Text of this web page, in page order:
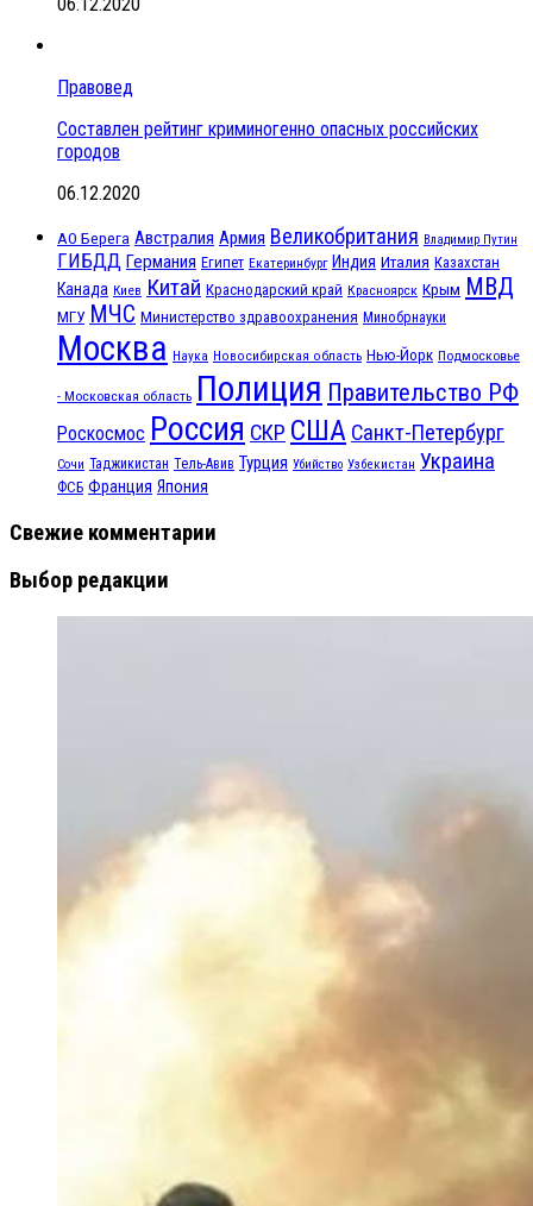
Правовед
Составлен рейтинг криминогенно опасных российских
городов
06.12.2020
АО Берега Австралия Армия Великобритания Владимир Путин
ГИБДД Германия Египет Екатеринбург Индия Италия Казахстан
Канада Киев Китай Краснодарский край Красноярск Крым МВД
МГУ МЧС Министерство здравоохранения Минобрнауки
Москва Наука Новосибирская область Нью-Йорк Подмосковье
- Московская область Полиция Правительство РФ
Роскосмос Россия СКР США Санкт-Петербург
Сочи Таджикистан Тель-Авив Турция Убийство Узбекистан Украина
ФСБ Франция Япония
Свежие комментарии
Выбор редакции